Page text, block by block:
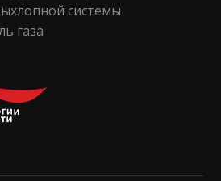
системы
газа